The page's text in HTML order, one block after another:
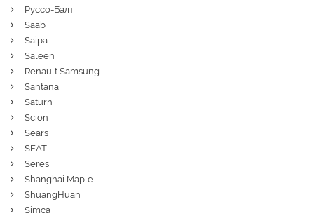
Руссо-Балт
Saab
Saipa
Saleen
Renault Samsung
Santana
Saturn
Scion
Sears
SEAT
Seres
Shanghai Maple
ShuangHuan
Simca